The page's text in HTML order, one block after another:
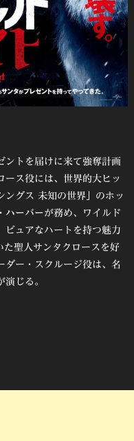
ントを届けに来て強奪計画
ース役には、世界的大ヒッ
ングス 未知の世界」のホッ
ハーバーが務め、ワイルド
ビュアなハートを持つ魅力
た聖人サンタクロースを好
ダー・スクルージ役は、名
じる。